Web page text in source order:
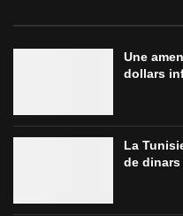
Une
dollars
La
de dinars